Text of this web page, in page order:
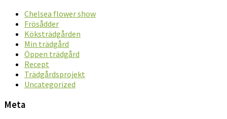
Chelsea flower show
Frösådder
Köksträdgården
Min trädgård
Öppen trädgård
Recept
Trädgårdsprojekt
Uncategorized
Meta